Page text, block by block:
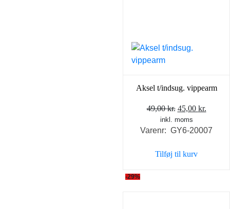
Aksel t/indsug. vippearm
49,00kr. Den
oprindelige
pris
49,00 kr..
45,00 kr.
pris
inkl. moms
Varenr: GY6-20007
Tilføj til kurv
-29%